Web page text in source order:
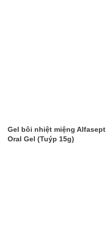
Gel bôi nhiệt miệng Alfasept
Oral Gel (Tuýp 15g)